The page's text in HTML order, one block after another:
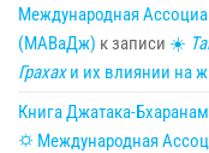
Международная
(МАВаДж) к записи ☀
Грахахи их влиянии на
Книга Джатака-
🌣 Международная